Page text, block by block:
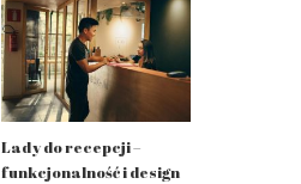
Lady do recepcji –
funkcjonalność i design